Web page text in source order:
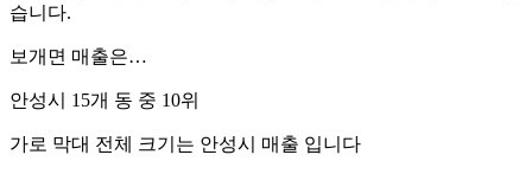
습니다.
보개면 매출은…
안성시 15개 동 중 10위
가로 막대 전체 크기는 안성시 매출 입니다